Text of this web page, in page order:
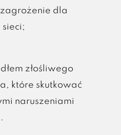
dla
złośliwego
które skutkować
naruszeniami